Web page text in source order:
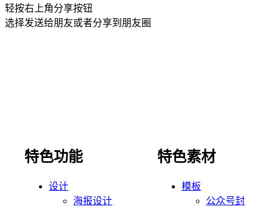
轻按右上角分享按钮
选择发送给朋友或者分享到朋友圈
特色功能
设计
海报设计
特色素材
模板
公众号封